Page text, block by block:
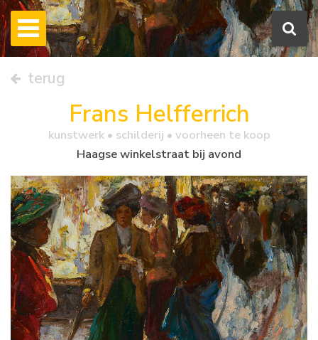
terug
Frans Helfferrich
kunstwerk • schilderij • voorheen te koop
Haagse winkelstraat bij avond